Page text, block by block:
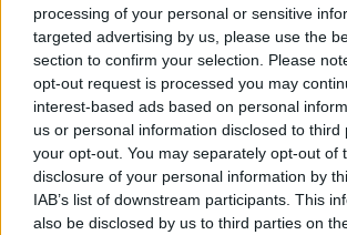
processing of your personal or sensitive
targeted advertising by us, please use the
section to confirm your selection. Please
opt-out request is processed you may
interest-based ads based on personal
us or personal information disclosed to third
your opt-out. You may separately opt-out of
disclosure of your personal information by
IAB’s list of downstream participants. This
also be disclosed by us to third parties on
chiemsee wit
Camba
€ 3,59
EINWEG
0,44 L POTERE - € 8,16 / LTR
Esaurito